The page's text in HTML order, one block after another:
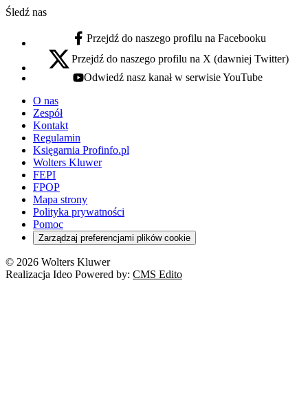
Śledź nas
facebook - otwiera się w nowej karcie
Przejdź do naszego profilu na Facebooku
x - otwiera się w nowej karcie
Przejdź do naszego profilu na X (dawniej Twitter)
youtube - otwiera się w nowej karcie
Odwiedź nasz kanał w serwisie YouTube
O nas
Zespół
Kontakt
Regulamin
Księgarnia Profinfo.pl
Wolters Kluwer
FEPI
FPOP
Mapa strony
Polityka prywatności
Pomoc
Zarządzaj preferencjami plików cookie
© 2026 Wolters Kluwer
Realizacja Ideo Powered by: CMS Edito